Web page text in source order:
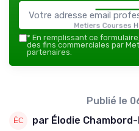
Metiers Courses
* En remplissant ce
des fins commerciales par
partenaires.
Publié le
par Élodie